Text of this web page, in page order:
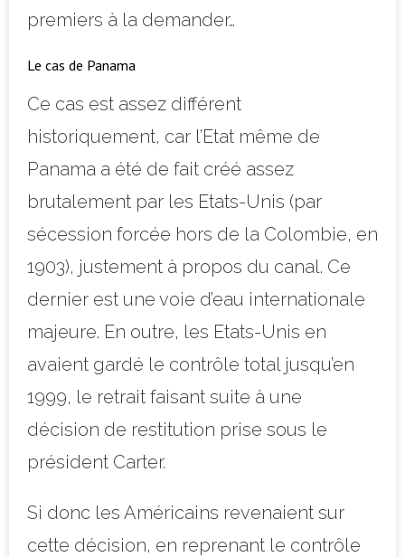
premiers à la demander…
Le cas de Panama
Ce cas est assez différent
historiquement, car l’Etat même de
Panama a été de fait créé assez
brutalement par les Etats-Unis (par
sécession forcée hors de la Colombie, en
1903), justement à propos du canal. Ce
dernier est une voie d’eau internationale
majeure. En outre, les Etats-Unis en
avaient gardé le contrôle total jusqu’en
1999, le retrait faisant suite à une
décision de restitution prise sous le
président Carter.
Si donc les Américains revenaient sur
cette décision, en reprenant le contrôle